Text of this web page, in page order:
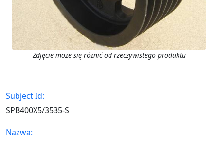
Zdjęcie może się różnić od rzeczywistego produktu
Subject Id:
SPB400X5/3535-S
Nazwa: